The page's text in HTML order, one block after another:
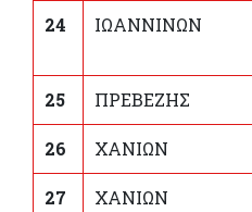
24 ΙΩΑΝΝΙΝΩΝ
25 ΠΡΕΒΕΖΗΣ
26 ΧΑΝΙΩΝ
27 ΧΑΝΙΩΝ